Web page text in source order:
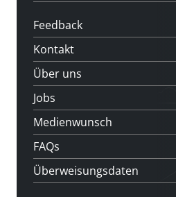
Feedback
Kontakt
Über uns
Jobs
Medienwunsch
FAQs
Überweisungsdaten